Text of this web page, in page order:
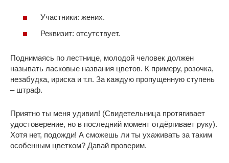
Участники: жених.
Реквизит: отсутствует.
Поднимаясь по лестнице, молодой человек должен
называть ласковые названия цветов. К примеру, розочка,
незабудка, ириска и т.п. За каждую пропущенную ступень
– штраф.
Приятно ты меня удивил! (Свидетельница протягивает
удостоверение, но в последний момент отдёргивает руку).
Хотя нет, подожди! А сможешь ли ты ухаживать за таким
особенным цветком? Давай проверим.